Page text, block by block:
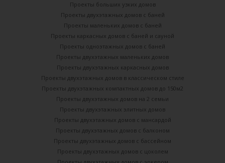
Проекты больших узких домов
Проекты двухэтажных домов с баней
Проекты маленьких домов с баней
Проекты каркасных домов c баней и сауной
Проекты одноэтажных домов с баней
Проекты двухэтажных маленьких домов
Проекты двухэтажных каркасных домов
Проекты двухэтажных домов в классическом стиле
Проекты двухэтажных компактных домов до 150м2
Проекты двухэтажных домов на 2 семьи
Проекты двухэтажных элитных домов
Проекты двухэтажных домов с мансардой
Проекты двухэтажных домов с балконом
Проекты двухэтажных домов с бассейном
Проекты двухэтажных домов с цоколем